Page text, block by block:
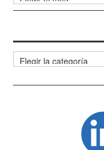
Categorías